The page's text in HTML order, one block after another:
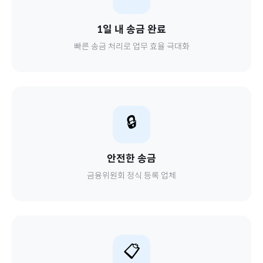
1일 내 송금 완료
빠른 송금 처리로 업무 효율 극대화
🔒
안전한 송금
금융위원회 정식 등록 업체
📋